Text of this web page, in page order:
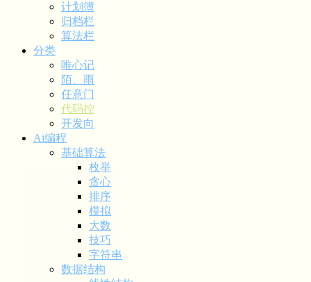
计划簿
归档栏
算法栏
分类
唯心记
陌、雨
任意门
代码控
开发向
Ai编程
基础算法
枚举
贪心
排序
模拟
大数
技巧
字符串
数据结构